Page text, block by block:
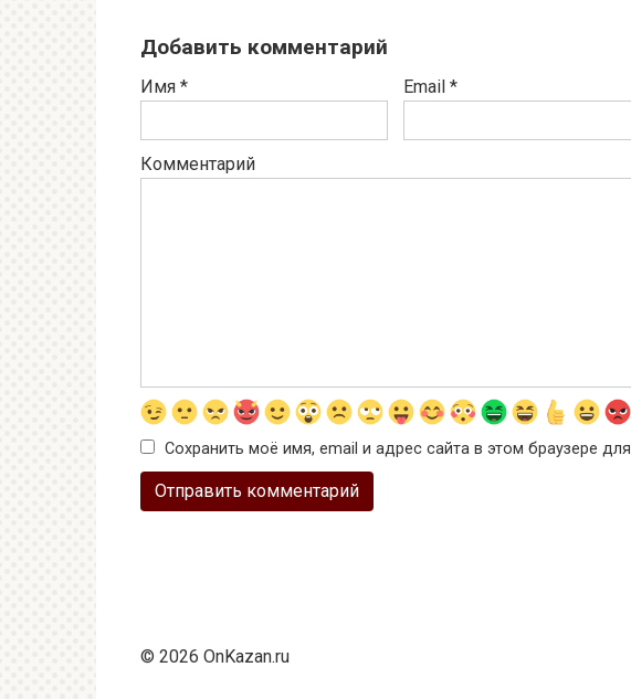
Добавить комментарий
Имя * Email *
Комментарий
Сохранить моё имя, email и адрес сайта в этом браузере
© 2026 OnKazan.ru